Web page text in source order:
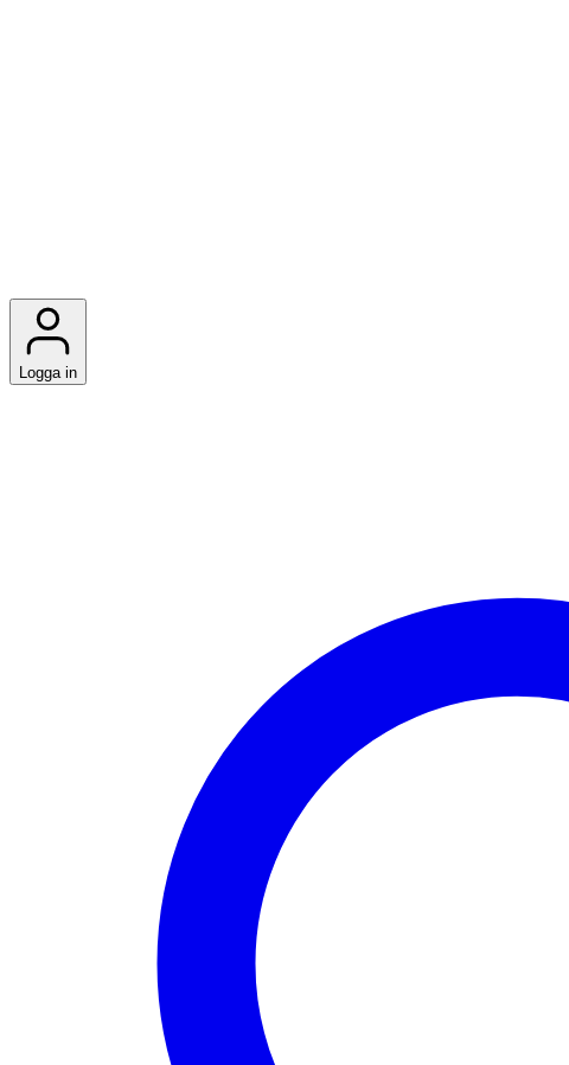
Logga in